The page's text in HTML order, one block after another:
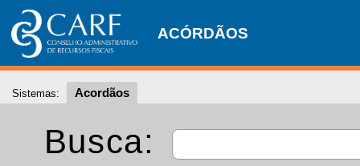
ACÓRDÃOS
Sistemas: Acordãos
Busca: